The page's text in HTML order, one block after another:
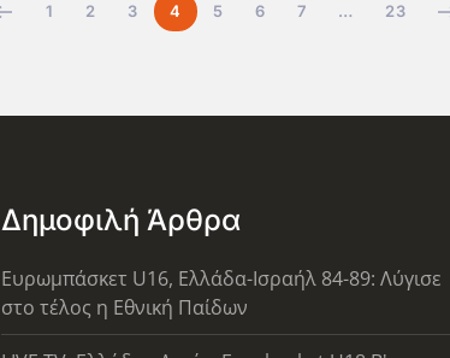
1 2 3 4 5 6 7 … 23
Δημοφιλή Άρθρα
Ευρωμπάσκετ U16, Ελλάδα-Ισραήλ 84-89: Λύγισε
στο τέλος η Εθνική Παίδων